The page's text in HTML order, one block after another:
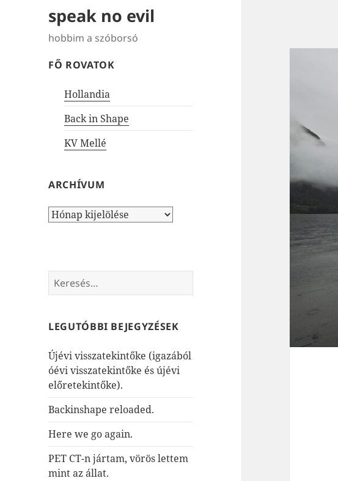
speak no evil
hobbim a szóborsó
FŐ ROVATOK
Hollandia
Back in Shape
KV Mellé
ARCHÍVUM
Archívum
Keresés:
LEGUTÓBBI BEJEGYZÉSEK
Újévi visszatekintőke (igazából
óévi visszatekintőke és újévi
előretekintőke).
Backinshape reloaded.
Here we go again.
PET CT-n jártam, vörös lettem
mint az állat.